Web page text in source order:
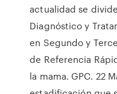
actualidad se
Diagnóstico y
en Segundo y
de Referencia
la mama. GPC. 22